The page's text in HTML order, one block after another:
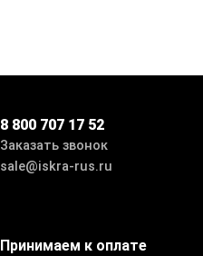
8 800 707 17 52
Заказать звонок
sale@iskra-rus.ru
Принимаем к оплате